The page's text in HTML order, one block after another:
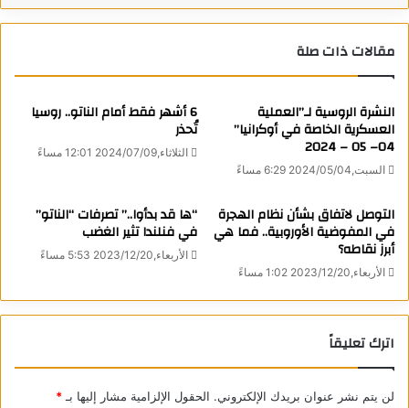
بلادنا. حتى الجمهوريين المحافظين تحدثوا عن ذلك علنا”.
“بالنسبة لنا، ما يحدث اليوم، في رأيي أمر جيد، لأنه يظهر فساد
النظام السياسي الأمريكي، الذي لا يمكنه أن يدعي تعليم الآخرين
الديمقراطية. كل ما يحدث مع ترامب هو اضطهاد مسيس”.
المصدر: تاس
كاتب
مقالات ذات صلة
النشرة الروسية لـ”العملية
العسكرية الخاصة في أوكرانيا”
04– 05 – 2024
السبت,2024/05/04 6:29 مساءً
6 أشهر فقط أمام الناتو.. روسيا
تُحذر
الثلاثاء,2024/07/09 12:01 مساءً
التوصل لاتفاق بشأن نظام الهجرة
في المفوضية الأوروبية.. فما هي
أبرز نقاطه؟
الأربعاء,2023/12/20 1:02 مساءً
“ها قد بدأوا..” تصرفات “الناتو”
في فنلندا تثير الغضب
الأربعاء,2023/12/20 5:53 مساءً
اترك تعليقاً
لن يتم نشر عنوان بريدك الإلكتروني. الحقول الإلزامية مشار إليها بـ *